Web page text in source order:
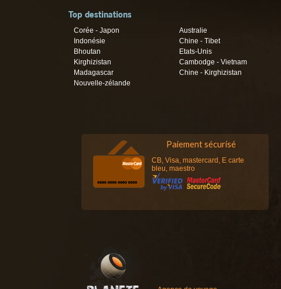
Top destinations
Corée - Japon Australie
Indonésie
Chine - Tibet
Bhoutan
Etats-Unis
Kirghizistan
Cambodge - Vietnam
Madagascar
Chine - Kirghizistan
Nouvelle-zélande
Paiement sécurisé
CB, Visa, mastercard, E carte
bleu, maestro